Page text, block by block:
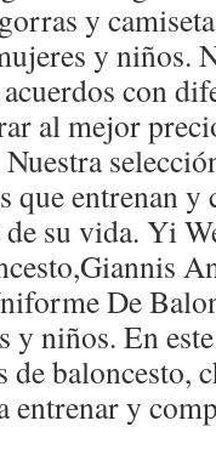
y
y niños.
con
al mejor
que entrenan y
su vida. Yi
De
y niños. En
baloncesto,
entrenar y